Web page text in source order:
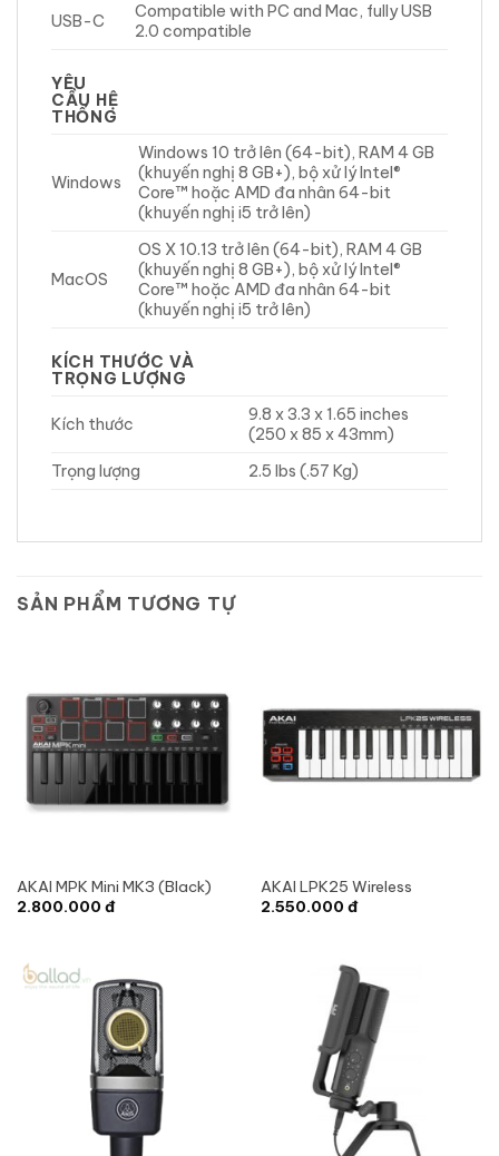
USB-C
Compatible with PC and Mac, fully USB
2.0 compatible
YÊU
CẦU HỆ
THỐNG
Windows
Windows 10 trở lên (64-bit), RAM 4 GB
(khuyến nghị 8 GB+), bộ xử lý Intel®
Core™ hoặc AMD đa nhân 64-bit
(khuyến nghị i5 trở lên)
MacOS
OS X 10.13 trở lên (64-bit), RAM 4 GB
(khuyến nghị 8 GB+), bộ xử lý Intel®
Core™ hoặc AMD đa nhân 64-bit
(khuyến nghị i5 trở lên)
KÍCH THƯỚC VÀ
TRỌNG LƯỢNG
Kích thước
9.8 x 3.3 x 1.65 inches
(250 x 85 x 43mm)
Trọng lượng
2.5 lbs (.57 Kg)
SẢN PHẨM TƯƠNG TỰ
AKAI MPK Mini MK3 (Black)
2.800.000 đ
AKAI LPK25 Wireless
2.550.000 đ